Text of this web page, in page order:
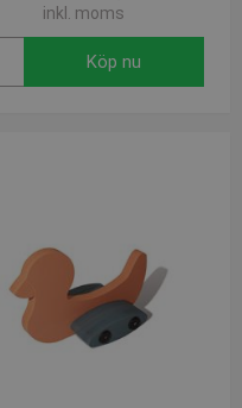
inkl. moms
Köp nu